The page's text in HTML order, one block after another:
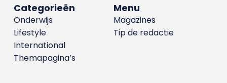
Menu
Magazines
Tip de redactie
Categorieën
Onderwijs
Lifestyle
International
Themapagina’s